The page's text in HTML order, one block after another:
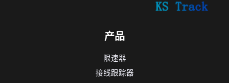
产品
限速器
接线跟踪器